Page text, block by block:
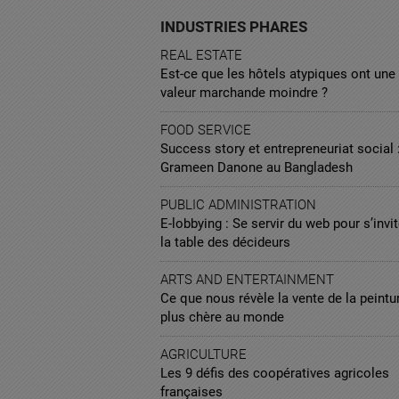
INDUSTRIES PHARES
REAL ESTATE
Est-ce que les hôtels atypiques ont une
valeur marchande moindre ?
FOOD SERVICE
Success story et entrepreneuriat social :
Grameen Danone au Bangladesh
PUBLIC ADMINISTRATION
E-lobbying : Se servir du web pour
la table des décideurs
ARTS AND ENTERTAINMENT
Ce que nous révèle la vente de la
plus chère au monde
AGRICULTURE
Les 9 défis des coopératives agricoles
françaises